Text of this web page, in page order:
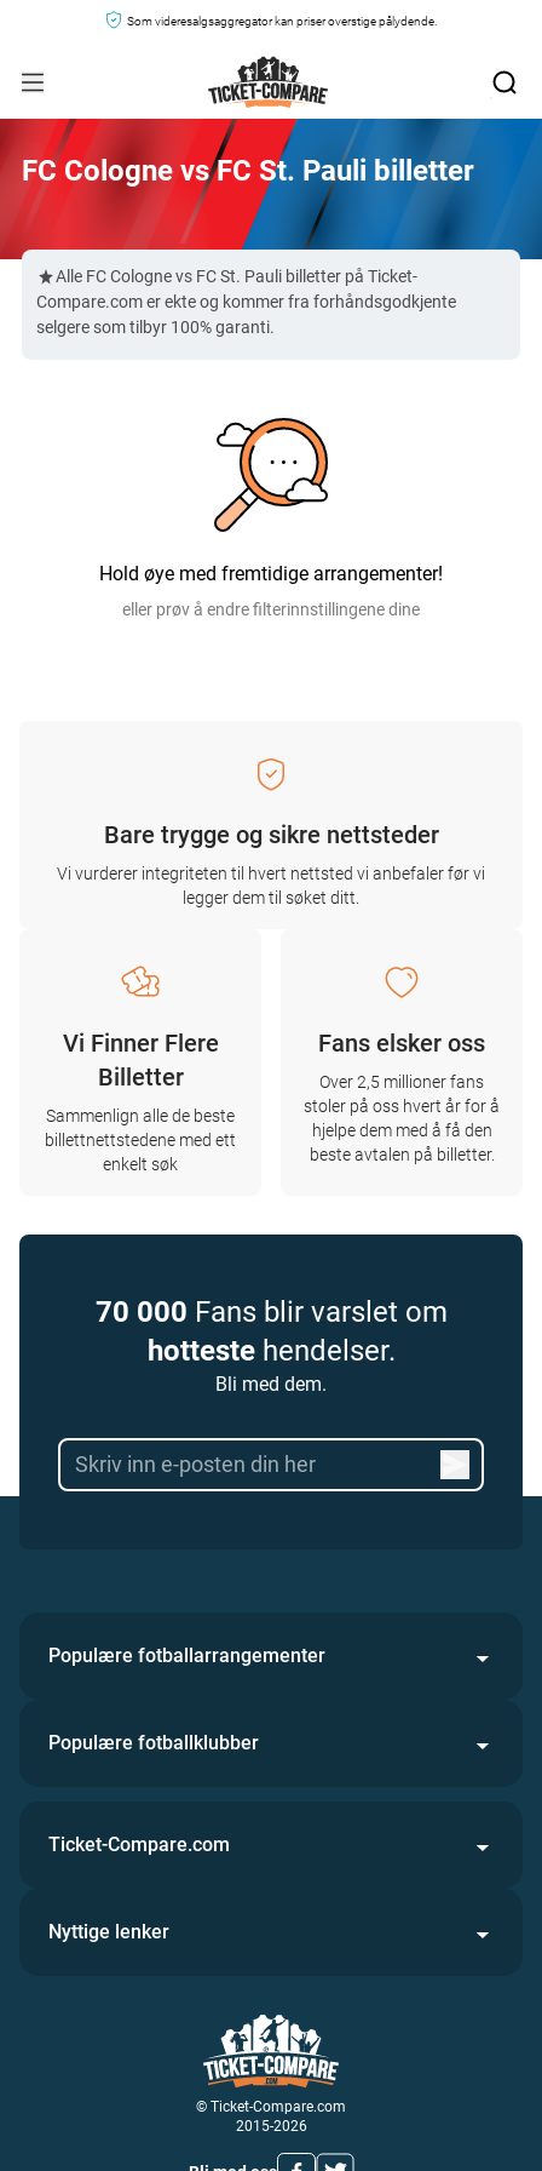
Som videresalgsaggregator kan priser overstige pålydende.
FC Cologne vs FC St. Pauli billetter
Alle FC Cologne vs FC St. Pauli billetter på Ticket-
Compare.com er ekte og kommer fra forhåndsgodkjente
selgere som tilbyr 100% garanti.
Hold øye med fremtidige arrangementer!
eller prøv å endre filterinnstillingene dine
Bare trygge og sikre nettsteder
Vi vurderer integriteten til hvert nettsted vi anbefaler før vi
legger dem til søket ditt.
Vi Finner Flere
Billetter
Sammenlign alle de beste
billettnettstedene med ett
enkelt søk
Fans elsker oss
Over 2,5 millioner fans
stoler på oss hvert år for å
hjelpe dem med å få den
beste avtalen på billetter.
70 000 Fans blir varslet om
hottestehendelser.
Bli med dem.
Populære fotballarrangementer
Populære fotballklubber
© Ticket-Compare.com
2015-2026
Ticket-Compare.com
Nyttige lenker